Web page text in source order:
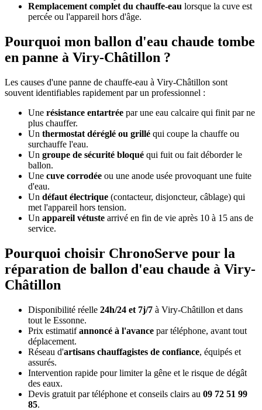
Remplacement complet du chauffe-eau lorsque la cuve est
percée ou l'appareil hors d'âge.
Pourquoi mon ballon d'eau chaude tombe
en panne à Viry-Châtillon ?
Les causes d'une panne de chauffe-eau à Viry-Châtillon sont
souvent identifiables rapidement par un professionnel :
Une résistance entartrée par une eau calcaire qui finit par ne
plus chauffer.
Un thermostat déréglé ou grillé qui coupe la chauffe ou
surchauffe l'eau.
Un groupe de sécurité bloqué qui fuit ou fait déborder le
ballon.
Une cuve corrodée ou une anode usée provoquant une fuite
d'eau.
Un défaut électrique (contacteur, disjoncteur, câblage) qui
met l'appareil hors tension.
Un appareil vétuste arrivé en fin de vie après 10 à 15 ans de
service.
Pourquoi choisir ChronoServe pour la
réparation de ballon d'eau chaude à Viry-
Châtillon
Disponibilité réelle 24h/24 et 7j/7 à Viry-Châtillon et dans
tout le Essonne.
Prix estimatifannoncé à l'avance par téléphone, avant tout
déplacement.
Réseau d'artisans chauffagistes de confiance, équipés et
assurés.
Intervention rapide pour limiter la gêne et le risque de dégât
des eaux.
Devis gratuit par téléphone et conseils clairs au 09 72 51 99
85.